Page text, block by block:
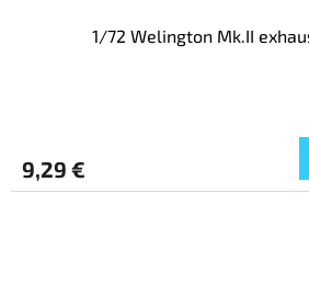
1/72 Welington Mk.II
9,29 €